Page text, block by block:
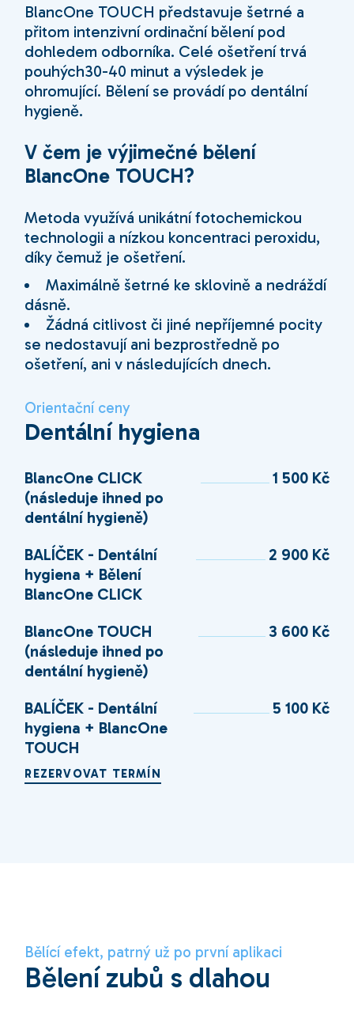
BlancOne TOUCH představuje šetrné a
přitom intenzivní ordinační bělení pod
dohledem odborníka. Celé ošetření trvá
pouhých30-40 minut a výsledek je
ohromující. Bělení se provádí po dentální
hygieně.
V čem je výjimečné bělení
BlancOne TOUCH?
Metoda využívá unikátní fotochemickou
technologii a nízkou koncentraci peroxidu,
díky čemuž je ošetření.
Maximálně šetrné ke sklovině a nedráždí
dásně.
Žádná citlivost či jiné nepříjemné pocity
se nedostavují ani bezprostředně po
ošetření, ani v následujících dnech.
Orientační ceny
Dentální hygiena
BlancOne CLICK
(následuje ihned po
dentální hygieně)
1 500 Kč
BALÍČEK - Dentální
hygiena + Bělení
BlancOne CLICK
2 900 Kč
BlancOne TOUCH
(následuje ihned po
dentální hygieně)
3 600 Kč
BALÍČEK - Dentální
hygiena + BlancOne
TOUCH
5 100 Kč
REZERVOVAT TERMÍN
Bělící efekt, patrný už po první aplikaci
Bělení zubů s dlahou